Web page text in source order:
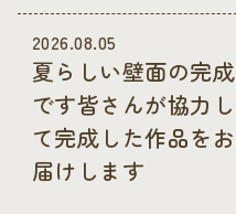
2026.08.05
夏らしい壁面の完成
です皆さんが協力し
て完成した作品をお
届けします